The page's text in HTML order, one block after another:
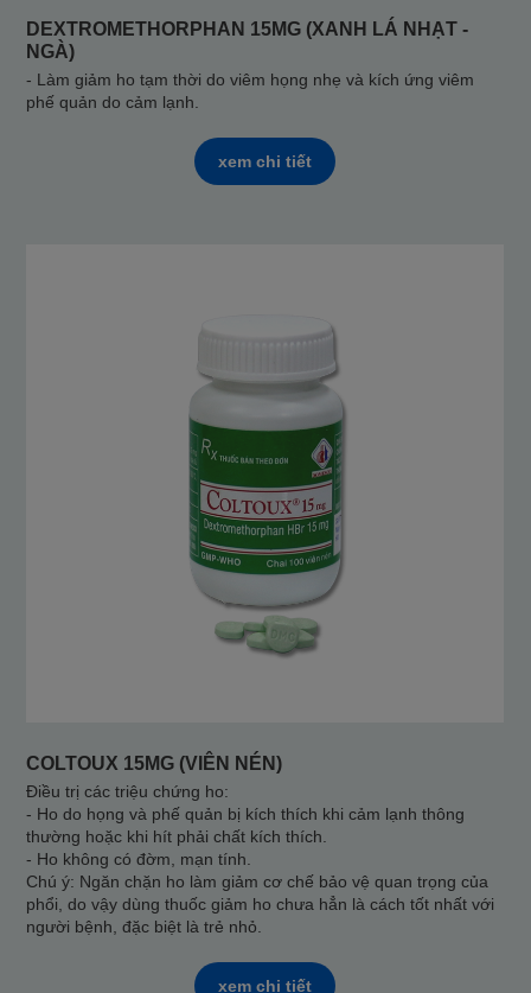
DEXTROMETHORPHAN 15MG (XANH LÁ NHẠT -
NGÀ)
- Làm giảm ho tạm thời do viêm họng nhẹ và kích ứng viêm
phế quản do cảm lạnh.
xem chi tiết
COLTOUX 15MG (VIÊN NÉN)
Điều trị các triệu chứng ho:
- Ho do họng và phế quản bị kích thích khi cảm lạnh thông
thường hoặc khi hít phải chất kích thích.
- Ho không có đờm, mạn tính.
Chú ý: Ngăn chặn ho làm giảm cơ chế bảo vệ quan trọng của
phổi, do vậy dùng thuốc giảm ho chưa hẳn là cách tốt nhất với
người bệnh, đặc biệt là trẻ nhỏ.
xem chi tiết